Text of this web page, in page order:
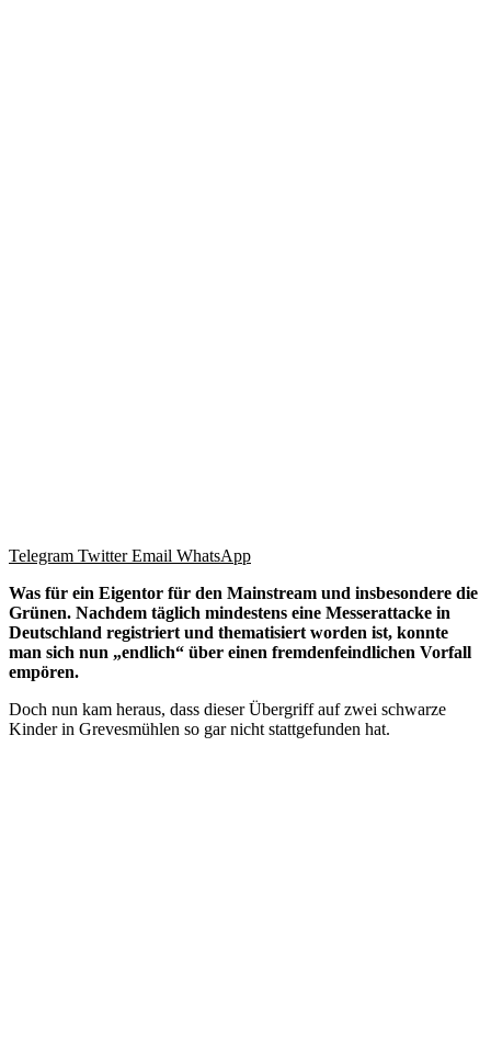
Telegram Twitter Email WhatsApp
Was für ein Eigentor für den Mainstream und insbesondere die
Grünen. Nachdem täglich mindestens eine Messerattacke in
Deutschland registriert und thematisiert worden ist, konnte
man sich nun „endlich“ über einen fremdenfeindlichen Vorfall
empören.
Doch nun kam heraus, dass dieser Übergriff auf zwei schwarze
Kinder in Grevesmühlen so gar nicht stattgefunden hat.